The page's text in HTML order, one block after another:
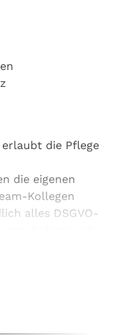
die Pflege
die eigenen
Kollegen
alles DSGVO-
Im